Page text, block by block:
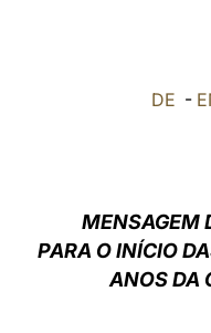
DE -
MENSAGEM
PARA O INÍCIO
ANOS DA